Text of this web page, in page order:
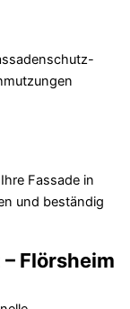
Fassade in
und beständig
Flörsheim